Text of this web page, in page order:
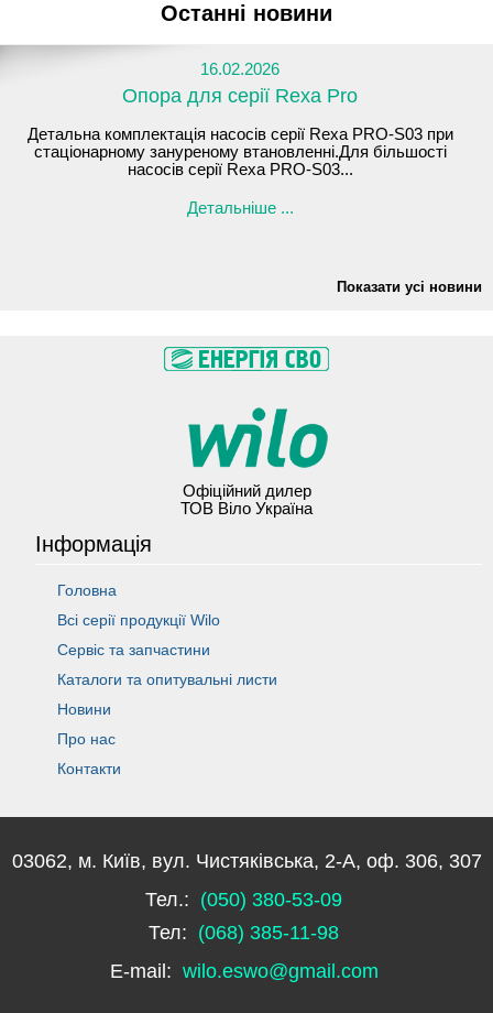
Останні новини
16.02.2026
Опора для серії Rexa Pro
Детальна комплектація насосів серії Rexa PRO-S03 при
стаціонарному зануреному втановленні.Для більшості
насосів серії Rexa PRO-S03...
Детальніше ...
Показати усі новини
Офіційний дилер
ТОВ Віло Україна
Інформація
Головна
Всі серії продукції Wilo
Сервіс та запчастини
Каталоги та опитувальні листи
Новини
Про нас
Контакти
03062, м. Київ, вул. Чистяківська, 2-А, оф. 306, 307
Тел.: (050) 380-53-09
Тел: (068) 385-11-98
E-mail: wilo.eswo@gmail.com